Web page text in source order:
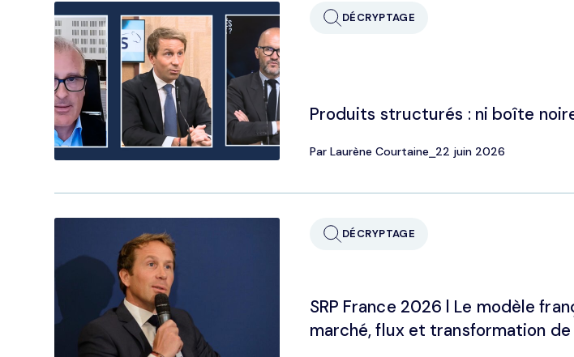
DÉCRYPTAGE
Produits structurés : ni boîte
Par Laurène Courtaine⎯ 22 juin 2026
DÉCRYPTAGE
SRP France 2026 l Le modèle
marché, flux et transformation